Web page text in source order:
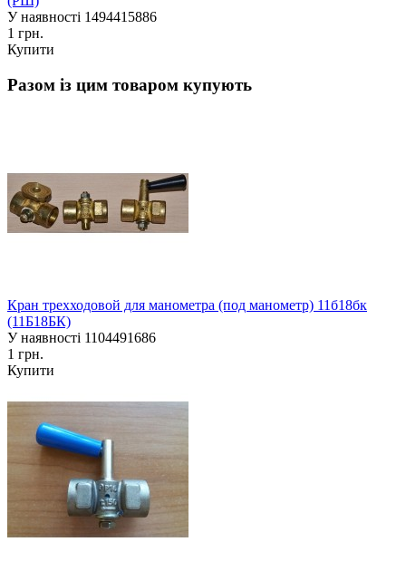
У наявності 1494415886
1 грн.
Купити
Разом із цим товаром купують
Кран трехходовой для манометра (под манометр) 11б18бк
(11Б18БК)
У наявності 1104491686
1 грн.
Купити